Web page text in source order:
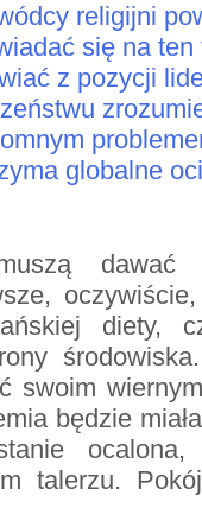
religijni
się na ten
z pozycji
globalne
dawać
diety,
swoim
będzie
talerzu.